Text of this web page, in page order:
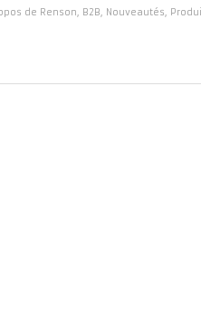
de Renson, B2B, Nouveautés,